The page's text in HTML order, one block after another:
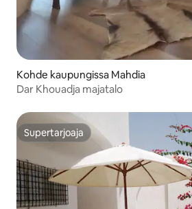
Kohde kaupungissa Mahdia
Dar Khouadja majatalo
Supertarjoaja
Supertarjoaja